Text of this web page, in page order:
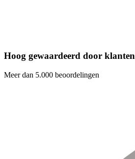
Hoog gewaardeerd door klanten
Meer dan 5.000 beoordelingen